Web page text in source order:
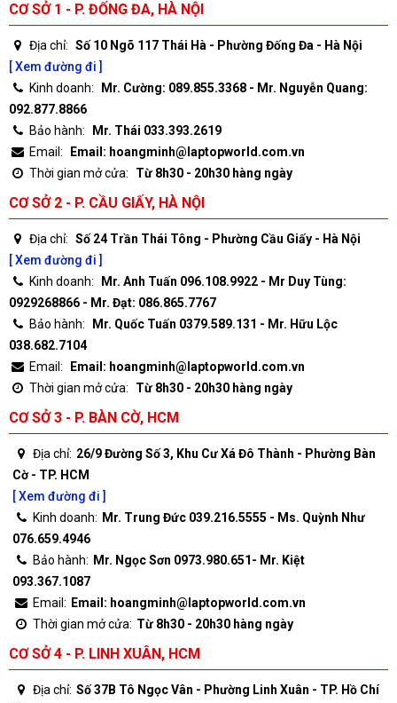
CƠ SỞ 1 - P. ĐỐNG ĐA, HÀ NỘI
Địa chỉ: Số 10 Ngõ 117 Thái Hà - Phường Đống Đa - Hà Nội
[ Xem đường đi ]
Kinh doanh:
Mr. Cường: 089.855.3368 - Mr. Nguyễn Quang:
092.877.8866
Bảo hành:
Mr. Thái 033.393.2619
Email:
Email: hoangminh@laptopworld.com.vn
Thời gian mở cửa:
Từ 8h30 - 20h30 hàng ngày
CƠ SỞ 2 - P. CẦU GIẤY, HÀ NỘI
Địa chỉ: Số 24 Trần Thái Tông - Phường Cầu Giấy - Hà Nội
[ Xem đường đi ]
Kinh doanh:
Mr. Anh Tuấn 096.108.9922 - Mr Duy Tùng:
0929268866 - Mr. Đạt: 086.865.7767
Bảo hành:
Mr. Quốc Tuấn 0379.589.131 - Mr. Hữu Lộc
038.682.7104
Email:
Email: hoangminh@laptopworld.com.vn
Thời gian mở cửa:
Từ 8h30 - 20h30 hàng ngày
CƠ SỞ 3 - P. BÀN CỜ, HCM
Địa chỉ: 26/9 Đường Số 3, Khu Cư Xá Đô Thành - Phường Bàn
Cờ - TP. HCM
[ Xem đường đi ]
Kinh doanh: Mr. Trung Đức 039.216.5555 - Ms. Quỳnh Như
076.659.4946
Bảo hành: Mr. Ngọc Sơn 0973.980.651- Mr. Kiệt
093.367.1087
Email: Email: hoangminh@laptopworld.com.vn
Thời gian mở cửa: Từ 8h30 - 20h30 hàng ngày
CƠ SỞ 4 - P. LINH XUÂN, HCM
Địa chỉ: Số 37B Tô Ngọc Vân - Phường Linh Xuân - TP. Hồ Chí